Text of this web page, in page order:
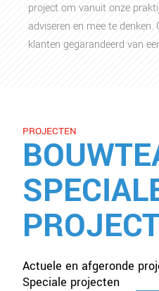
project om vanuit onze
adviseren en mee te
klanten gegarandeerd van
PROJECTEN
Actuele en afgeronde
Speciale projecten